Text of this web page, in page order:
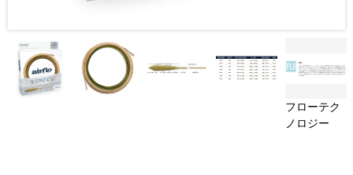
フローテク
ノロジー